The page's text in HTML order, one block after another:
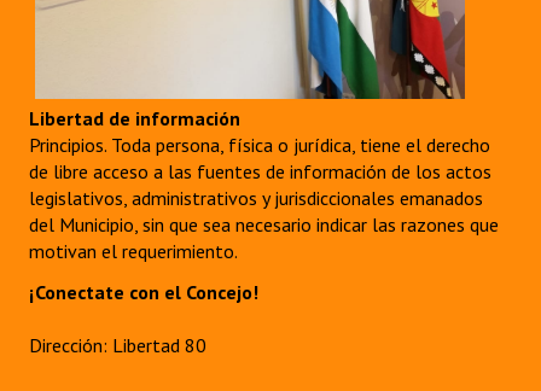
Libertad de información
Principios. Toda persona, física o jurídica, tiene el derecho
de libre acceso a las fuentes de información de los actos
legislativos, administrativos y jurisdiccionales emanados
del Municipio, sin que sea necesario indicar las razones que
motivan el requerimiento.
¡Conectate con el Concejo!
Dirección: Libertad 80